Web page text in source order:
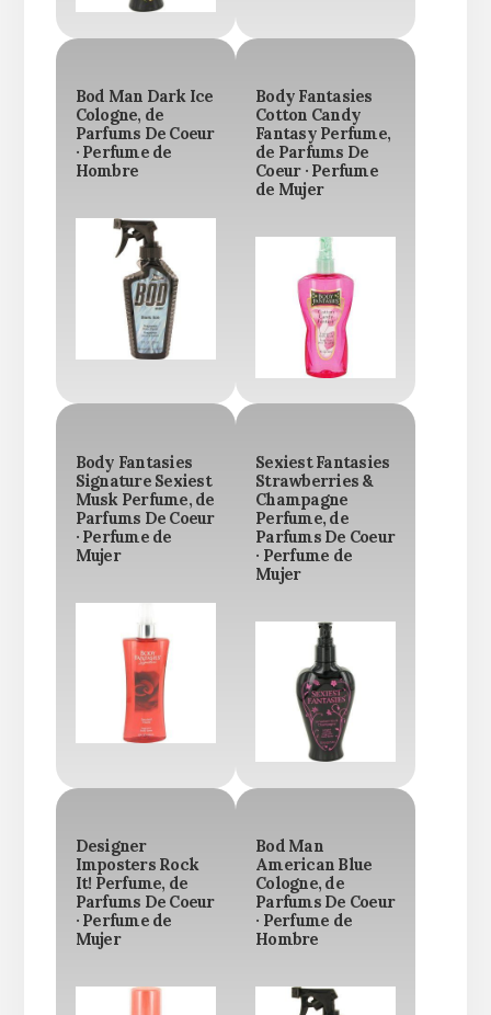
Bod Man Dark Ice
Cologne, de
Parfums De Coeur
· Perfume de
Hombre
Body Fantasies
Cotton Candy
Fantasy Perfume,
de Parfums De
Coeur · Perfume
de Mujer
Body Fantasies
Signature Sexiest
Musk Perfume, de
Parfums De Coeur
· Perfume de
Mujer
Sexiest Fantasies
Strawberries &
Champagne
Perfume, de
Parfums De Coeur
· Perfume de
Mujer
Designer
Imposters Rock
It! Perfume, de
Parfums De Coeur
· Perfume de
Mujer
Bod Man
American Blue
Cologne, de
Parfums De Coeur
· Perfume de
Hombre